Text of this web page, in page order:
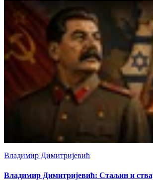
Владимир Димитријевић
Владимир Димитријевић: Стаљин и